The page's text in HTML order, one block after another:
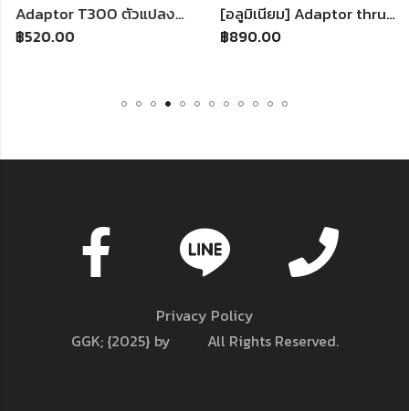
Adaptor T300 ตัวแปลงพวงมาลัย T300 Thrustmaster T300 จอยพวงมาลัยเกมแข่งรถ ใช้กับ คอมพิวเตอร์ PS4 PS3
฿520.00
[อลูมิเนียม] Adaptor thrustmaster ตัวแปลงพวงมาลัย T300 Thrustmaster จอยพวงมาลัยเกมแข่งรถ ใช้กับ คอมพิวเตอร์ PS4 PS3
฿890.00
Privacy Policy
GGK; {2025} by
All Rights Reserved.